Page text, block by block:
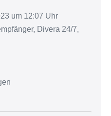
um 12:07 Uhr
Divera 24/7,